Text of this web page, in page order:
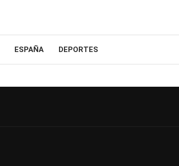
ESPAÑA DEPORTES